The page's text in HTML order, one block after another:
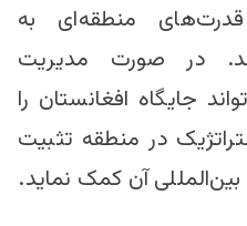
منطقه‌ای به
در صورت مدیریت
جایگاه افغانستان را
در منطقه تثبیت
آن کمک نماید.